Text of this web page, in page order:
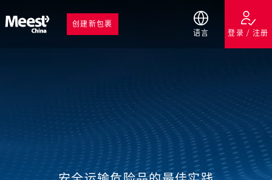
创建新包裹
语言
登录 / 注册